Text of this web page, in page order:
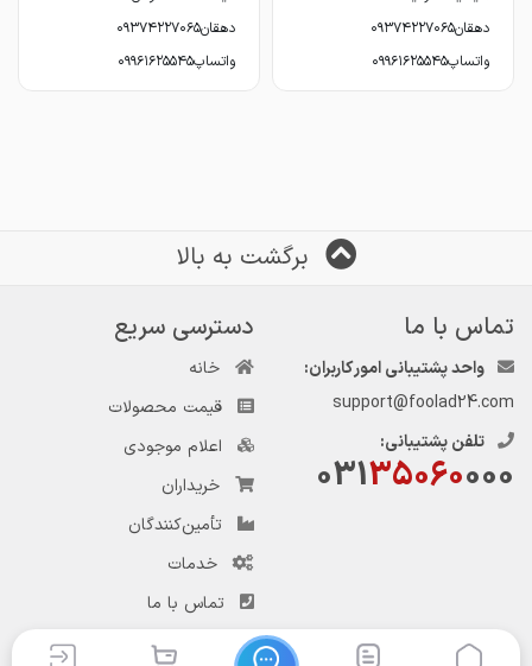
دهقان۰۹۳۷۴۲۲۷۰۶۵
واتساپ۰۹۹۶۱۶۲۵۵۴۵
دهقان۰۹۳۷۴۲۲۷۰۶۵
واتساپ۰۹۹۶۱۶۲۵۵۴۵
برگشت به بالا
تماس با ما
واحد پشتیبانی امور کاربران:
support@foolad24.com
تلفن پشتیبانی:
03135060000
دسترسی سریع
خانه
قیمت محصولات
اعلام موجودی
خریداران
تأمین‌کنندگان
خدمات
تماس با ما